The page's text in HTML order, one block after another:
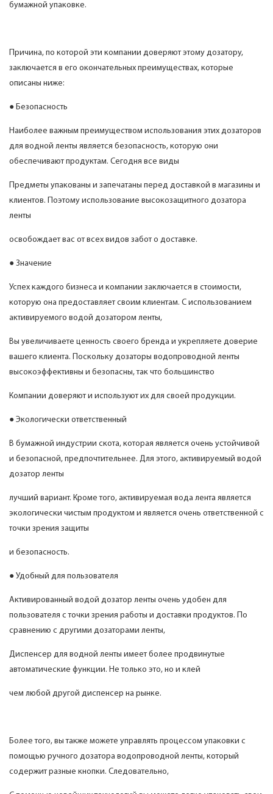
бумажной упаковке.
Причина, по которой эти компании доверяют этому дозатору,
заключается в его окончательных преимуществах, которые
описаны ниже:
● Безопасность
Наиболее важным преимуществом использования этих дозаторов
для водной ленты является безопасность, которую они
обеспечивают продуктам. Сегодня все виды
Предметы упакованы и запечатаны перед доставкой в ​​магазины и
клиентов. Поэтому использование высокозащитного дозатора
ленты
освобождает вас от всех видов забот о доставке.
● Значение
Успех каждого бизнеса и компании заключается в стоимости,
которую она предоставляет своим клиентам. С использованием
активируемого водой дозатором ленты,
Вы увеличиваете ценность своего бренда и укрепляете доверие
вашего клиента. Поскольку дозаторы водопроводной ленты
высокоэффективны и безопасны, так что большинство
Компании доверяют и используют их для своей продукции.
● Экологически ответственный
В бумажной индустрии скота, которая является очень устойчивой
и безопасной, предпочтительнее. Для этого, активируемый водой
дозатор ленты
лучший вариант. Кроме того, активируемая вода лента является
экологически чистым продуктом и является очень ответственной с
точки зрения защиты
и безопасность.
● Удобный для пользователя
Активированный водой дозатор ленты очень удобен для
пользователя с точки зрения работы и доставки продуктов. По
сравнению с другими дозаторами ленты,
Диспенсер для водной ленты имеет более продвинутые
автоматические функции. Не только это, но и клей
чем любой другой диспенсер на рынке.
Более того, вы также можете управлять процессом упаковки с
помощью ручного дозатора водопроводной ленты, который
содержит разные кнопки. Следовательно,